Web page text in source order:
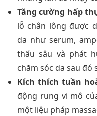
Tăng cường hấp
lỗ chân lông được
da như serum,
thấu sâu và phát
chăm sóc da sau đó
Kích thích tuần
động rung vi mô
một liệu pháp